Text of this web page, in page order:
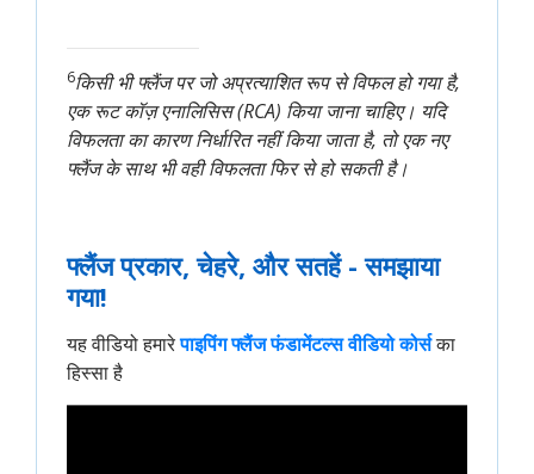
6किसी भी फ्लैंज पर जो अप्रत्याशित रूप से विफल हो गया है,
एक रूट कॉज़ एनालिसिस (RCA) किया जाना चाहिए। यदि
विफलता का कारण निर्धारित नहीं किया जाता है, तो एक नए
फ्लैंज के साथ भी वही विफलता फिर से हो सकती है।
फ्लैंज प्रकार, चेहरे, और सतहें - समझाया
गया!
यह वीडियो हमारेपाइपिंग फ्लैंज फंडामेंटल्स वीडियो कोर्सका
हिस्सा है